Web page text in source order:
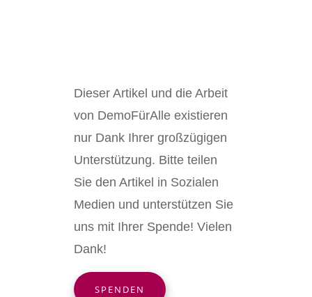
Dieser Artikel und die Arbeit
von DemoFürAlle existieren
nur Dank Ihrer großzügigen
Unterstützung. Bitte teilen
Sie den Artikel in Sozialen
Medien und unterstützen Sie
uns mit Ihrer Spende! Vielen
Dank!
SPENDEN